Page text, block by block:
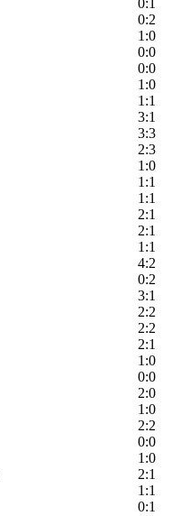
0:1
0:2
1:0
0:0
0:0
1:0
1:1
3:1
3:3
2:3
1:0
1:1
1:1
2:1
2:1
1:1
4:2
0:2
3:1
2:2
2:2
2:1
1:0
0:0
2:0
1:0
2:2
0:0
1:0
2:1
1:1
0:1